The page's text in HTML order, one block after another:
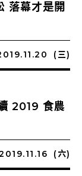
落幕才是開
(三)
2019 食農
(六)